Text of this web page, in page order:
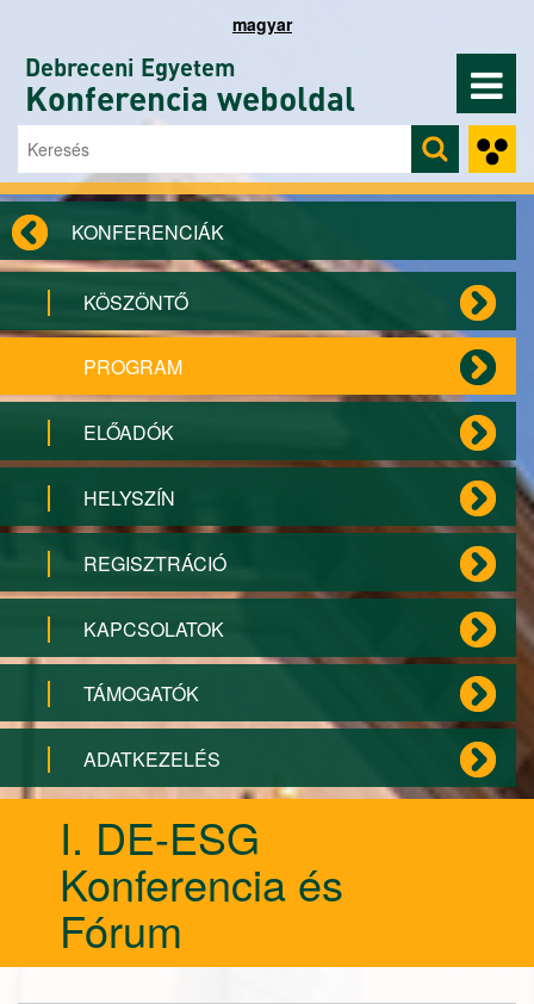
magyar
Debreceni Egyetem
Konferencia weboldal
Keresés űrlap
Keresés
KONFERENCIÁK
KÖSZÖNTŐ
PROGRAM
ELŐADÓK
HELYSZÍN
REGISZTRÁCIÓ
KAPCSOLATOK
TÁMOGATÓK
ADATKEZELÉS
I. DE-ESG
Konferencia és
Fórum